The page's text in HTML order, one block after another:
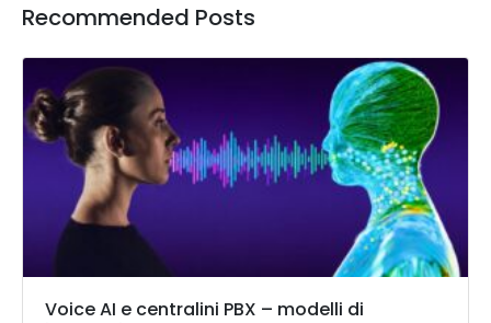
Recommended Posts
Voice AI e centralini PBX – modelli di